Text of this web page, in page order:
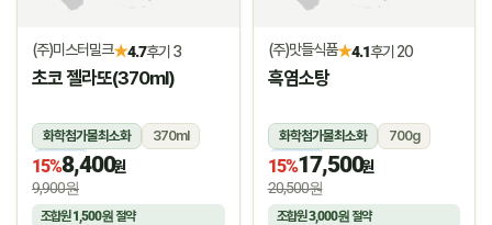
(주)미스터밀크★4.7후기 3
초코 젤라또(370ml)
화학첨가물최소화
370ml
냉동
15%8,400원
9,900원
조합원1,500원 절약
(주)맛들식품★4.1후기 20
흑염소탕
화학첨가물최소화
700g
냉동
15%17,500원
20,500원
조합원3,000원절약